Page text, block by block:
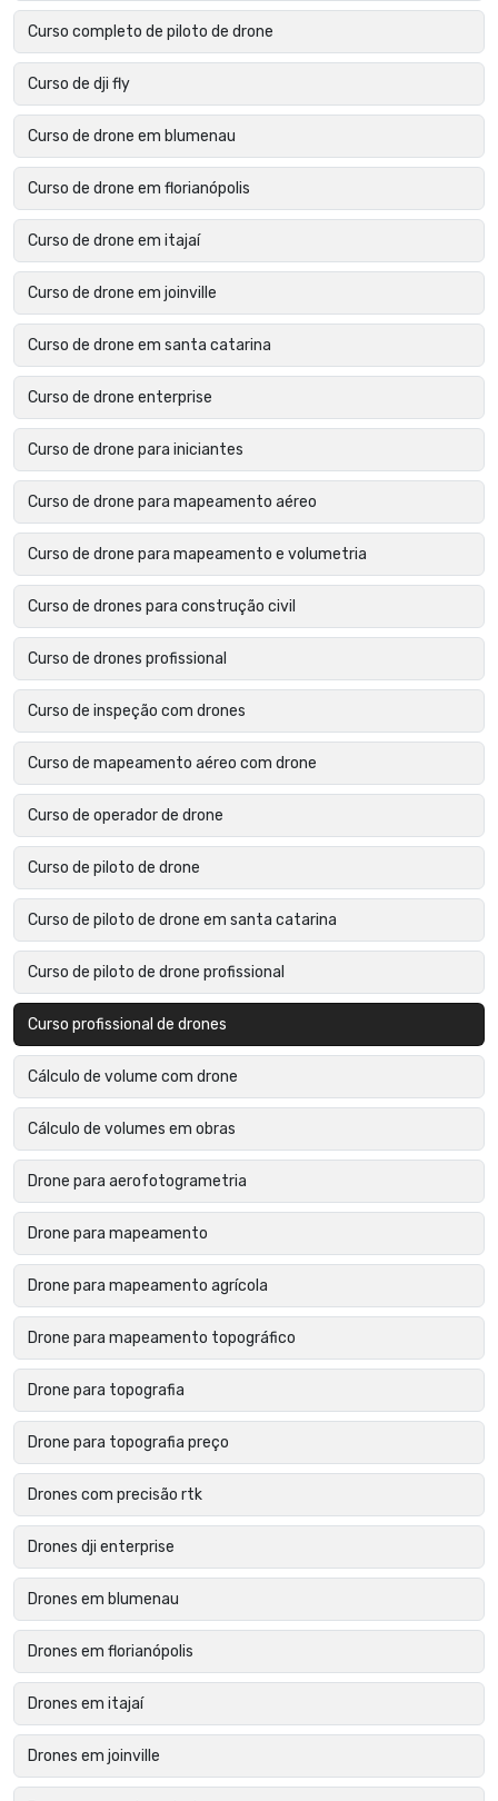
Curso completo de piloto de drone
Curso de dji fly
Curso de drone em blumenau
Curso de drone em florianópolis
Curso de drone em itajaí
Curso de drone em joinville
Curso de drone em santa catarina
Curso de drone enterprise
Curso de drone para iniciantes
Curso de drone para mapeamento aéreo
Curso de drone para mapeamento e volumetria
Curso de drones para construção civil
Curso de drones profissional
Curso de inspeção com drones
Curso de mapeamento aéreo com drone
Curso de operador de drone
Curso de piloto de drone
Curso de piloto de drone em santa catarina
Curso de piloto de drone profissional
Curso profissional de drones
Cálculo de volume com drone
Cálculo de volumes em obras
Drone para aerofotogrametria
Drone para mapeamento
Drone para mapeamento agrícola
Drone para mapeamento topográfico
Drone para topografia
Drone para topografia preço
Drones com precisão rtk
Drones dji enterprise
Drones em blumenau
Drones em florianópolis
Drones em itajaí
Drones em joinville